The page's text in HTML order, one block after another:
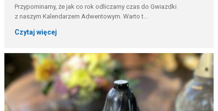
Przypominamy, że jak co rok odliczamy czas do Gwiazdki
z naszym Kalendarzem Adwentowym. Warto t...
Czytaj więcej